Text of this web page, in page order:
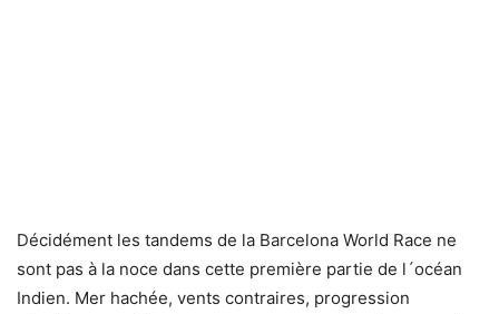
Décidément les tandems de la Barcelona World Race ne
sont pas à la noce dans cette première partie de l´océan
Indien. Mer hachée, vents contraires, progression